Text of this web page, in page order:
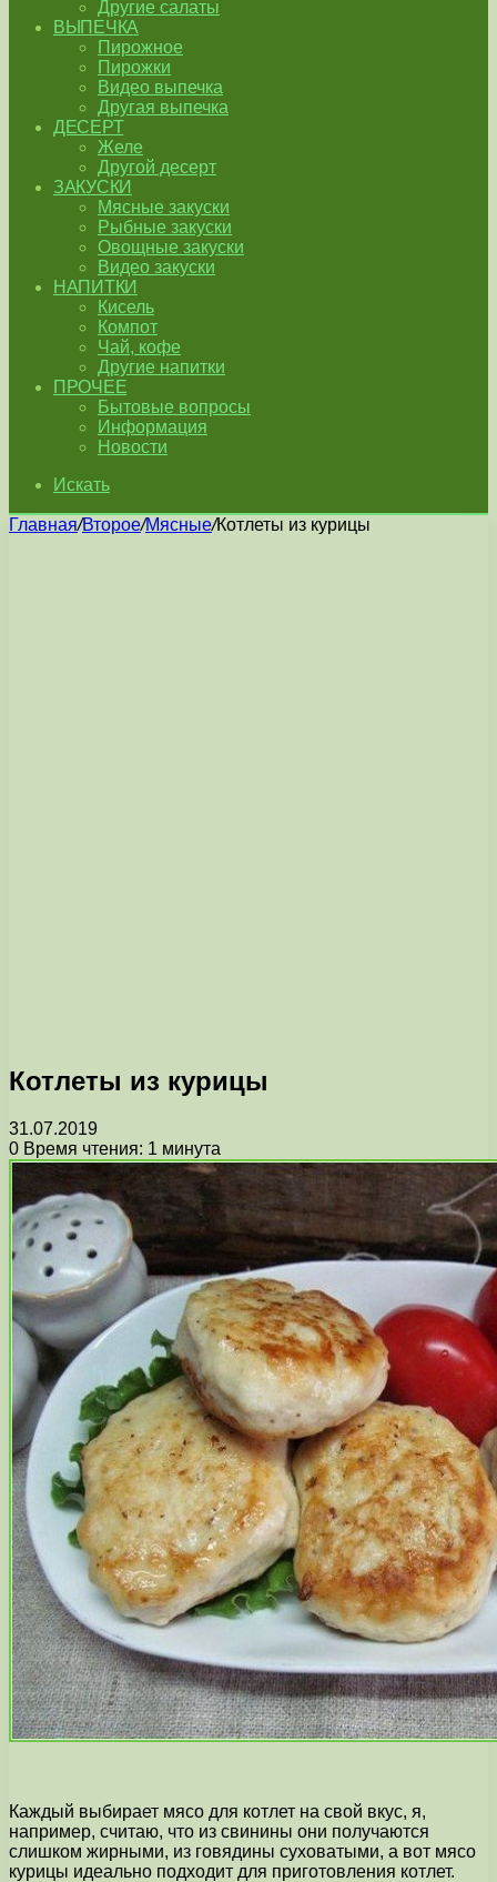
Другие салаты
ВЫПЕЧКА
Пирожное
Пирожки
Видео выпечка
Другая выпечка
ДЕСЕРТ
Желе
Другой десерт
ЗАКУСКИ
Мясные закуски
Рыбные закуски
Овощные закуски
Видео закуски
НАПИТКИ
Кисель
Компот
Чай, кофе
Другие напитки
ПРОЧЕЕ
Бытовые вопросы
Информация
Новости
Искать
Главная/Второе/Мясные/Котлеты из курицы
Котлеты из курицы
31.07.2019
0 Время чтения: 1 минута
Каждый выбирает мясо для котлет на свой вкус, я,
например, считаю, что из свинины они получаются
слишком жирными, из говядины суховатыми, а вот мясо
курицы идеально подходит для приготовления котлет.